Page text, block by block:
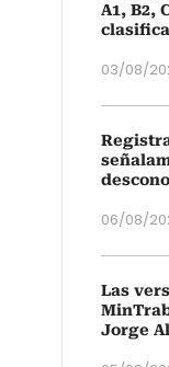
A1, B2,
03/08/
06/08/
Las
Jorge